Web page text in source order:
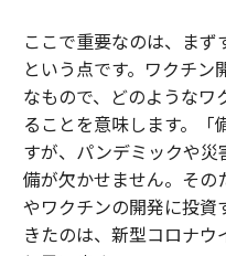
ここで重要なのは、ま
という点です。ワクチ
なもので、どのようなワ
ることを意味します。「
すが、パンデミックや
備が欠かせません。その
やワクチンの開発に投資
きたのは、新型コロナ